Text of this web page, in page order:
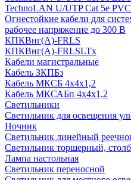
TechnoLAN U/UTP Cat 5e
Огнестойкие кабели для
рабочее напряжение до 300 В
КПКВнг(A)-FRLS
КПКВнг(A)-FRLSLTx
Кабели магистральные
Кабель ЗКПБз
Кабель МКСБ 4х4х1,2
Кабель МКСАБп 4х4х1,2
Светильники
Светильник для освещения
Ночник
Светильник линейный
Светильник торшерный,
Лампа настольная
Светильник переносной